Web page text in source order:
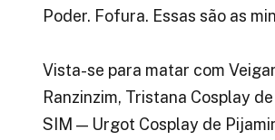
Poder. Fofura. Essas são as
Vista-se para matar com
Ranzinzim, Tristana Cosplay
SIM — Urgot Cosplay de